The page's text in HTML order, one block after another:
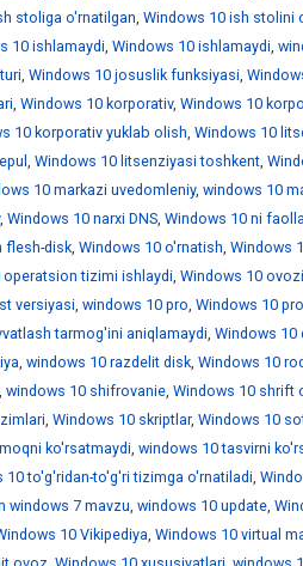
stoliga o'rnatilgan, Windows 10 ish stolini
10 ishlamaydi, Windows 10 ishlamaydi,
, Windows 10 josuslik funksiyasi,
, Windows 10 korporativ, Windows 10
10 korporativ yuklab olish, Windows 10
, Windows 10 litsenziyasi toshkent,
10 markazi uvedomleniy, windows 10
, Windows 10 narxi DNS, Windows 10 ni
flesh-disk, Windows 10 o'rnatish, Windows
operatsion tizimi ishlaydi, Windows 10
versiyasi, windows 10 pro, Windows 10
tarmog'ini aniqlamaydi, Windows 10
, windows 10 razdelit disk, Windows 10
, windows 10 shifrovanie, Windows 10 shrift
, Windows 10 skriptlar, Windows 10
ko'rsatmaydi, windows 10 tasvirni
10 to'g'ridan-to'g'ri tizimga o'rnatiladi,
windows 7 mavzu, windows 10 update,
10 Vikipediya, Windows 10 virtual